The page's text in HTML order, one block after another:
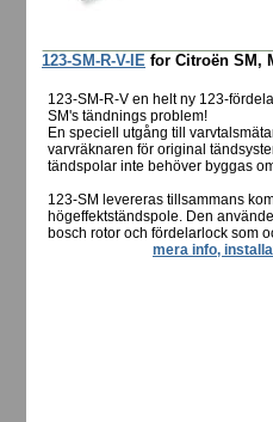
123-SM-R-V-IE for Citroën SM,
123-SM-R-V en helt ny 123-
SM's tändnings problem!
En speciell utgång till
varvräknaren för original
tändspolar inte behöver byggas
123-SM levereras tillsammans
högeffektständspole. Den
bosch rotor och fördelarlock som
mera info,